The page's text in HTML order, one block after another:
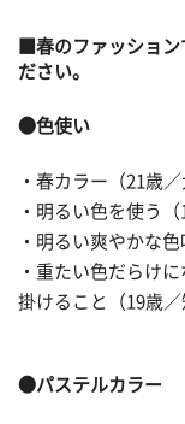
■春のファッショ
ださい。
●色使い
・春カラー（21歳／
・明るい色を使う（
・明るい爽やかな
・重たい色だらけ
掛けること（19歳／
●パステルカラー